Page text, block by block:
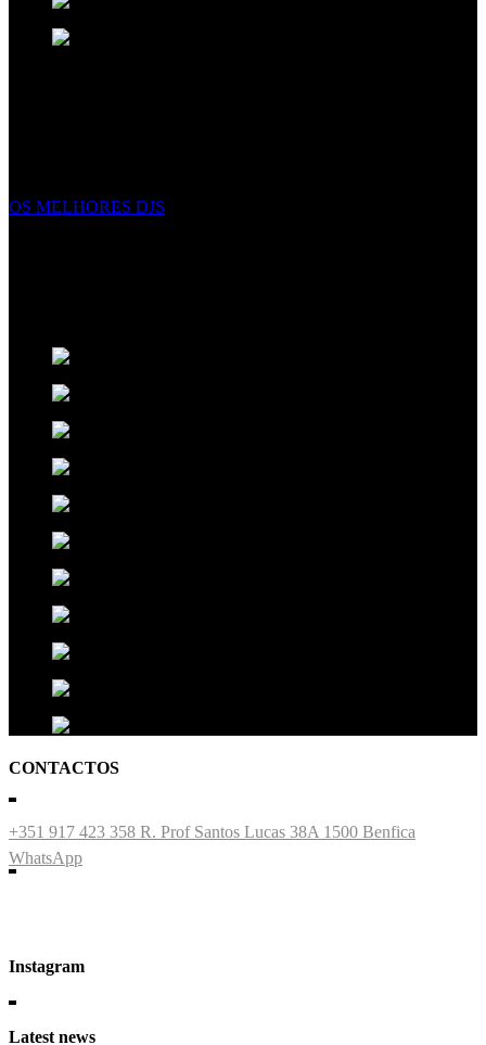
OS MELHORES DJS
CONTACTOS
+351 917 423 358 R. Prof Santos Lucas 38A 1500 Benfica
WhatsApp
Instagram
Latest news